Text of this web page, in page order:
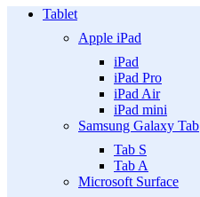
Tablet
Apple iPad
iPad
iPad Pro
iPad Air
iPad mini
Samsung Galaxy Tab
Tab S
Tab A
Microsoft Surface